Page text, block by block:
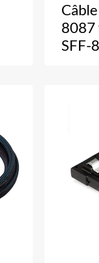
8087
SFF-